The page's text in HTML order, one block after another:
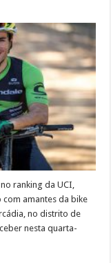
ranking da UCI,
amantes da bike
no distrito de
nesta quarta-